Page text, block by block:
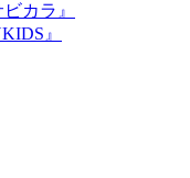
カラ』
』